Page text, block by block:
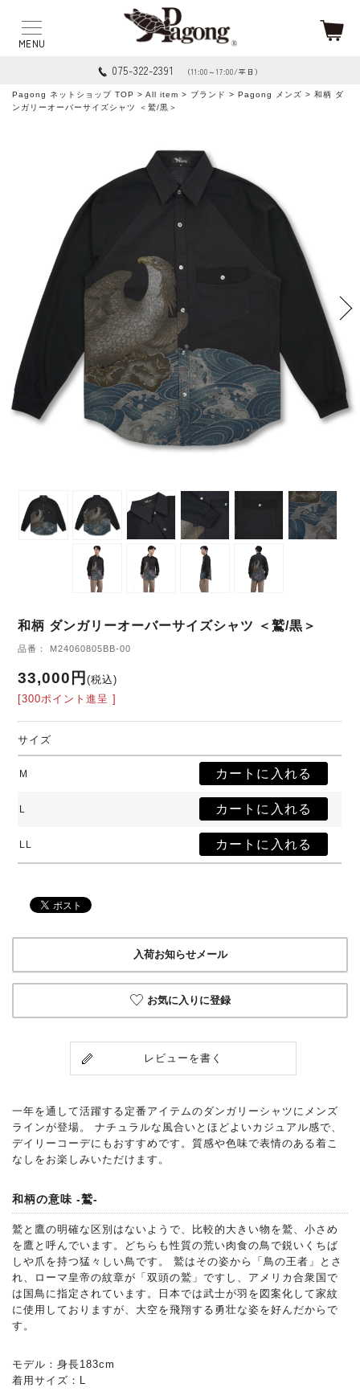
075-322-2391 （11:00～17:00/平日）
Pagong ネットショップ TOP > All item > ブランド > Pagong メンズ > 和柄 ダ
ンガリーオーバーサイズシャツ ＜鷲/黒＞
和柄 ダンガリーオーバーサイズシャツ ＜鷲/黒＞
品番： M24060805BB-00
33,000円(税込)
[300ポイント進呈 ]
サイズ
M
L
LL
入荷お知らせメール
お気に入りに登録
レビューを書く
一年を通して活躍する定番アイテムのダンガリーシャツにメンズ
ラインが登場。 ナチュラルな風合いとほどよいカジュアル感で、
デイリーコーデにもおすすめです。質感や色味で表情のある着こ
なしをお楽しみいただけます。
和柄の意味 -鷲-
鷲と鷹の明確な区別はないようで、比較的大きい物を鷲、小さめ
を鷹と呼んでいます。どちらも性質の荒い肉食の鳥で鋭いくちば
しや爪を持つ猛々しい鳥です。 鷲はその姿から「鳥の王者」とさ
れ、ローマ皇帝の紋章が「双頭の鷲」ですし、アメリカ合衆国で
は国鳥に指定されています。日本では武士が羽を図案化して家紋
に使用しておりますが、大空を飛翔する勇壮な姿を好んだからで
す。
モデル：身長183cm
着用サイズ：L